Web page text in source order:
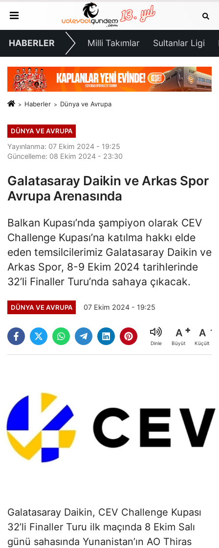
HABERLER Milli Takımlar Sultanlar Ligi
Haberler Dünya ve Avrupa
DÜNYA VE AVRUPA
Yayınlanma: 07 Ekim 2024 - 19:25
Güncelleme: 08 Ekim 2024 - 23:30
Galatasaray Daikin ve Arkas Spor
Avrupa Arenasında
Balkan Kupası’nda şampiyon olarak CEV
Challenge Kupası’na katılma hakkı elde
eden temsilcilerimiz Galatasaray Daikin ve
Arkas Spor, 8-9 Ekim 2024 tarihlerinde
32’li Finaller Turu’nda sahaya çıkacak.
DÜNYA VE AVRUPA 07 Ekim 2024 - 19:25
Dinle
A
Büyüt
A
Küçült
Galatasaray Daikin, CEV Challenge Kupası
32’li Finaller Turu ilk maçında 8 Ekim Salı
günü sahasında Yunanistan’ın AO Thiras